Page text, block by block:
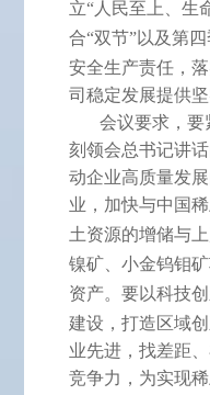
立“人民至上、生
合“双节”以及第
安全生产责任，
司稳定发展提供坚
会议要求，要
刻领会总书记讲
动企业高质量发
业， 加快与中国
土资源的增储与
镍矿、小金钨钼
资产。要以科技
建设，打造区域
业先进，找差距
竞争力，为实现